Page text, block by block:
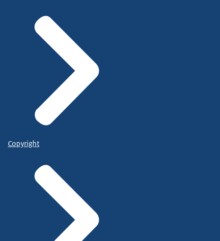
Copyright